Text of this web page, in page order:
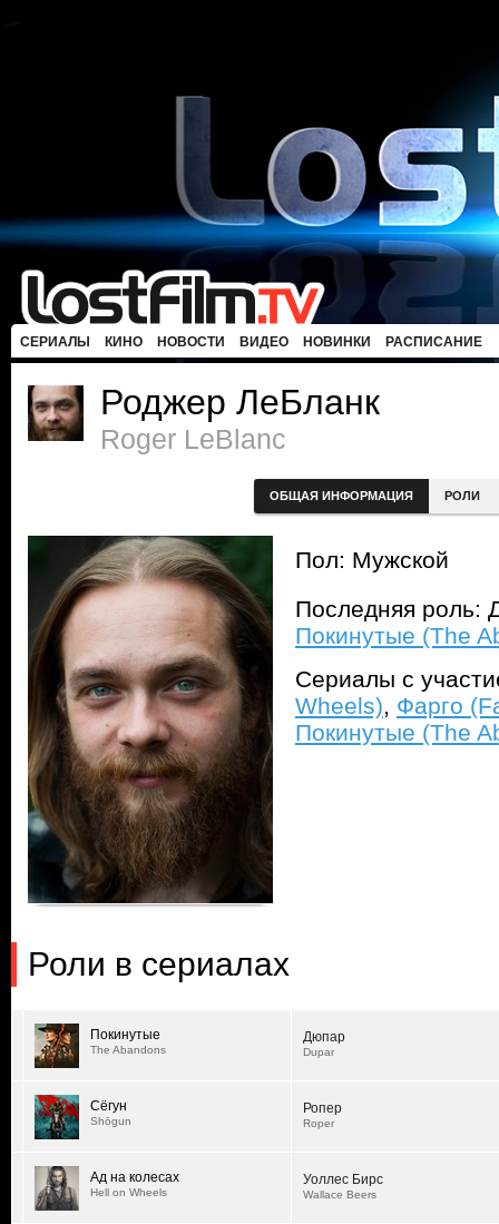
СЕРИАЛЫ КИНО НОВОСТИ ВИДЕО НОВИНКИ РАСПИСАНИЕ
Роджер ЛеБланк
Roger LeBlanc
ОБЩАЯ ИНФОРМАЦИЯ РОЛИ
Пол: Мужской
Последняя роль:
Покинутые (The
Сериалы с
Wheels), Фарго
Покинутые (The
Роли в сериалах
Покинутые
The Abandons
Дюпар
Dupar
Сёгун
Shōgun
Ропер
Roper
Ад на колесах
Hell on Wheels
Уоллес Бирс
Wallace Beers